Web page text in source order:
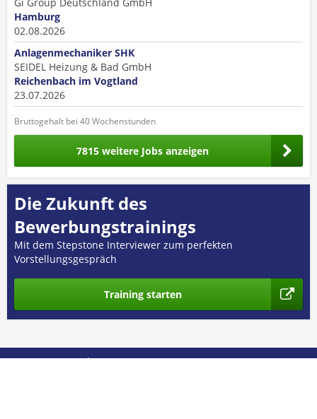
Hamburg
02.08.2026
Anlagenmechaniker SHK
SEIDEL Heizung & Bad GmbH
Reichenbach im Vogtland
23.07.2026
Bruttogehalt bei 40 Wochenstunden
7815 weitere Jobs anzeigen
Die Zukunft des
Bewerbungstrainings
Mit dem Stepstone Interviewer zum perfekten
Vorstellungsgespräch
Training starten
© 2026 GEHALT.de